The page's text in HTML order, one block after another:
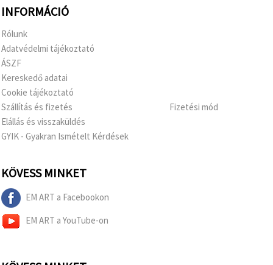
INFORMÁCIÓ
Rólunk
Adatvédelmi tájékoztató
ÁSZF
Kereskedő adatai
Cookie tájékoztató
Szállítás és fizetés
Elállás és visszaküldés
GYIK - Gyakran Ismételt Kérdések
Fizetési mód
KÖVESS MINKET
EM ART a Facebookon
EM ART a YouTube-on